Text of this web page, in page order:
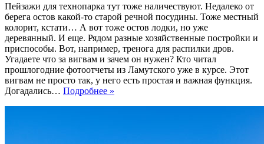
Пейзажи для технопарка тут тоже наличествуют. Недалеко от
берега остов какой-то старой речной посудины. Тоже местный
колорит, кстати… А вот тоже остов лодки, но уже
деревянный. И еще. Рядом разные хозяйственные постройки и
приспособы. Вот, например, тренога для распилки дров.
Угадаете что за вигвам и зачем он нужен? Кто читал
прошлогодние фотоотчеты из Ламутского уже в курсе. Этот
вигвам не просто так, у него есть простая и важная функция.
Догадались… Подробнее »